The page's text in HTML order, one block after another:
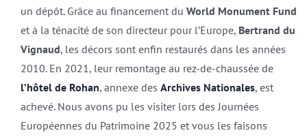
un dépôt. Grâce au financement du World Monument Fund
et à la ténacité de son directeur pour l’Europe, Bertrand du
Vignaud, les décors sont enfin restaurés dans les années
2010. En 2021, leur remontage au rez-de-chaussée de
l’hôtel de Rohan, annexe des Archives Nationales, est
achevé. Nous avons pu les visiter lors des Journées
Européennes du Patrimoine 2025 et vous les faisons